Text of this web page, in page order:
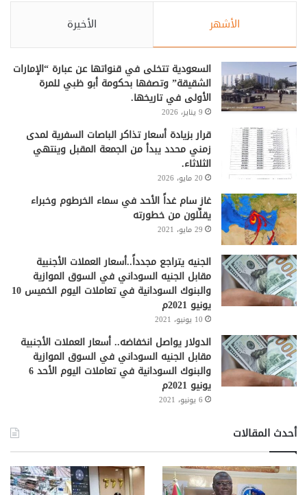
الأشهر الأخيرة
السعودية تتخلى في قنواتها عن عبارة “الإمارات
الشقيقة” وتصفها بحكومة أبو ظبي للمرة
الأولى في تاريخها.
9 يناير، 2026
قرار بزيادة أسعار تذاكر الباصات السفرية لمدى
زمني محدد يبدأ من الجمعة المقبل وينتهي
الثلاثاء.
20 مايو، 2026
غاز سام غداً الأحد في سماء الخرطوم وخبراء
يقلِّلون من خطورته
29 مايو، 2021
الجنيه يتراجع مجدداً..أسعار العملات الأجنبية
مقابل الجنيه السوداني في السوق الموازية
والبنوك السودانية في تعاملات اليوم الخميس 10
يونيو 2021م
10 يونيو، 2021
الدولار يواصل انخفاضه.. أسعار العملات الأجنبية
مقابل الجنيه السوداني في السوق الموازية
والبنوك السودانية في تعاملات اليوم الأحد 6
يونيو 2021م
6 يونيو، 2021
أحدث المقالات